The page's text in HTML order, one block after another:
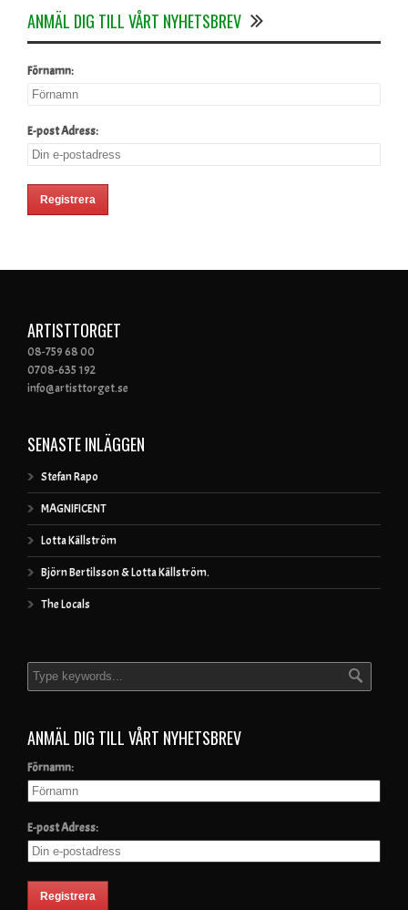
ANMÄL DIG TILL VÅRT NYHETSBREV
Förnamn:
E-post Adress:
ARTISTTORGET
08-759 68 00
0708-635 192
info@artisttorget.se
SENASTE INLÄGGEN
Stefan Rapo
MAGNIFICENT
Lotta Källström
Björn Bertilsson & Lotta Källström.
The Locals
ANMÄL DIG TILL VÅRT NYHETSBREV
Förnamn:
E-post Adress: